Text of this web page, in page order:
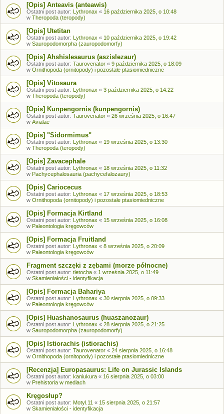
[Opis] Anteavis (anteawis)
Ostatni post autor: Lythronax « 16 października 2025, o 10:48
w Theropoda (teropody)
[Opis] Utetitan
Ostatni post autor: Lythronax « 10 października 2025, o 19:42
w Sauropodomorpha (zauropodomorfy)
[Opis] Ahshislesaurus (aszislezaur)
Ostatni post autor: Taurovenator « 9 października 2025, o 18:09
w Ornithopoda (ornitopody) i pozostałe ptasiomiedniczne
[Opis] Vitosaura
Ostatni post autor: Lythronax « 3 października 2025, o 14:22
w Theropoda (teropody)
[Opis] Kunpengornis (kunpengornis)
Ostatni post autor: Taurovenator « 26 września 2025, o 16:47
w Avialae
[Opis] "Sidormimus"
Ostatni post autor: Lythronax « 19 września 2025, o 13:30
w Theropoda (teropody)
[Opis] Zavacephale
Ostatni post autor: Lythronax « 18 września 2025, o 11:32
w Pachycephalosauria (pachycefalozaury)
[Opis] Cariocecus
Ostatni post autor: Lythronax « 17 września 2025, o 18:53
w Ornithopoda (ornitopody) i pozostałe ptasiomiedniczne
[Opis] Formacja Kirtland
Ostatni post autor: Lythronax « 15 września 2025, o 16:08
w Paleontologia kręgowców
[Opis] Formacja Fruitland
Ostatni post autor: Lythronax « 8 września 2025, o 20:09
w Paleontologia kręgowców
Fragment szczęki z zębami (morze północne)
Ostatni post autor: tletocha « 1 września 2025, o 11:49
w Skamieniałości - identyfikacja
[Opis] Formacja Bahariya
Ostatni post autor: Lythronax « 30 sierpnia 2025, o 09:33
w Paleontologia kręgowców
[Opis] Huashanosaurus (huaszanozaur)
Ostatni post autor: Lythronax « 28 sierpnia 2025, o 21:25
w Sauropodomorpha (zauropodomorfy)
[Opis] Istiorachis (istiorachis)
Ostatni post autor: Taurovenator « 24 sierpnia 2025, o 16:48
w Ornithopoda (ornitopody) i pozostałe ptasiomiedniczne
[Recenzja] Europasaurus: Life on Jurassic Islands
Ostatni post autor: kaniukura « 16 sierpnia 2025, o 03:00
w Prehistoria w mediach
Kręgosłup?
Ostatni post autor: Motyl.11 « 15 sierpnia 2025, o 21:57
w Skamieniałości - identyfikacja